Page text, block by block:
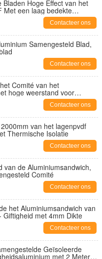
Hoge Effect van het
Met een laag bedekte
Contacteer ons
Samengesteld Blad,
Contacteer ons
Comité van het
hoge weerstand voor
Contacteer ons
van het lagenpvdf
Thermische Isolatie
Contacteer ons
van de Aluminiumsandwich,
Comité
Contacteer ons
het Aluminiumsandwich van
Giftigheid met 4mm Dikte
Contacteer ons
Geïsoleerde
met 2 Meters